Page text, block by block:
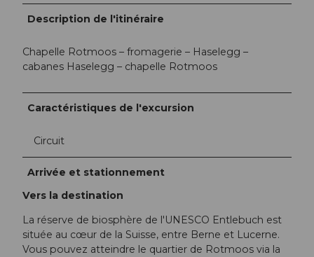
Description de l'itinéraire
Chapelle Rotmoos – fromagerie – Haselegg –
cabanes Haselegg – chapelle Rotmoos
Caractéristiques de l'excursion
Circuit
Arrivée et stationnement
Vers la destination
La réserve de biosphère de l'UNESCO Entlebuch est
située au cœur de la Suisse, entre Berne et Lucerne.
Vous pouvez atteindre le quartier de Rotmoos via la